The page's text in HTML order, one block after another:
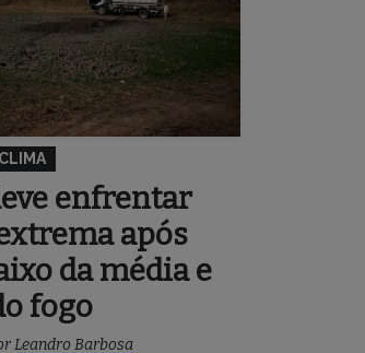
CLIMA
enfrentar
após
da média e
fogo
Leandro Barbosa